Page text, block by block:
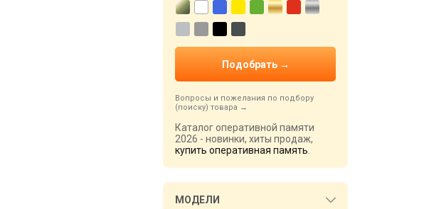
Вопросы и пожелания по подбору
(поиску) товара
Каталог оперативной памяти
2026 - новинки, хиты продаж,
купить оперативная память
МОДЕЛИ